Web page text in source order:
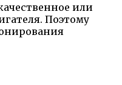
или
Поэтому